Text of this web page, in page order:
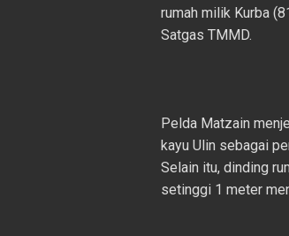
rumah milik Kurba
Satgas TMMD.
Pelda Matzain
kayu Ulin sebagai
Selain itu, dinding
setinggi 1 meter